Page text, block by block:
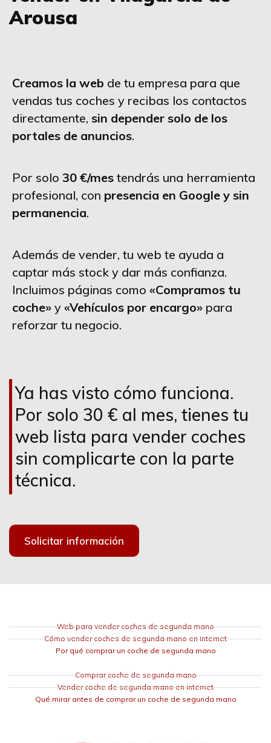
Arousa
Creamos la web de tu empresa para que
vendas tus coches y recibas los contactos
directamente, sin depender solo de los
portales de anuncios.
Por solo 30 €/mes tendrás una herramienta
profesional, con presencia en Google y sin
permanencia.
Además de vender, tu web te ayuda a
captar más stock y dar más confianza.
Incluimos páginas como «Compramos tu
coche» y «Vehículos por encargo» para
reforzar tu negocio.
Ya has visto cómo funciona.
Por solo 30 € al mes, tienes tu
web lista para vender coches
sin complicarte con la parte
técnica.
Solicitar información
Web para vender coches de segunda mano
Cómo vender coches de segunda mano en internet
Por qué comprar un coche de segunda mano
Comprar coche de segunda mano
Vender coche de segunda mano en internet
Qué mirar antes de comprar un coche de segunda mano